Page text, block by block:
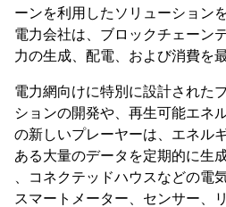
ーンを利用したソリューション
電力会社は、ブロックチェーン
力の生成、配電、および消費を
電力網向けに特別に設計された
ションの開発や、再生可能エネ
の新しいプレーヤーは、エネル
ある大量のデータを定期的に生
、コネクテッドハウスなどの電
スマートメーター、センサー、